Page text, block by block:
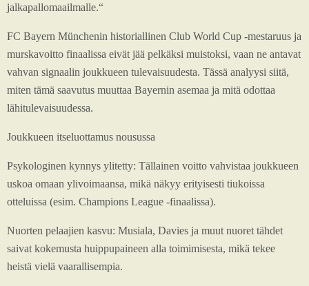
jalkapallomaailmalle.“
FC Bayern Münchenin historiallinen Club World Cup -mestaruus ja
murskavoitto finaalissa eivät jää pelkäksi muistoksi, vaan ne antavat
vahvan signaalin joukkueen tulevaisuudesta. Tässä analyysi siitä,
miten tämä saavutus muuttaa Bayernin asemaa ja mitä odottaa
lähitulevaisuudessa.
Joukkueen itseluottamus nousussa
Psykologinen kynnys ylitetty: Tällainen voitto vahvistaa joukkueen
uskoa omaan ylivoimaansa, mikä näkyy erityisesti tiukoissa
otteluissa (esim. Champions League -finaalissa).
Nuorten pelaajien kasvu: Musiala, Davies ja muut nuoret tähdet
saivat kokemusta huippupaineen alla toimimisesta, mikä tekee
heistä vielä vaarallisempia.